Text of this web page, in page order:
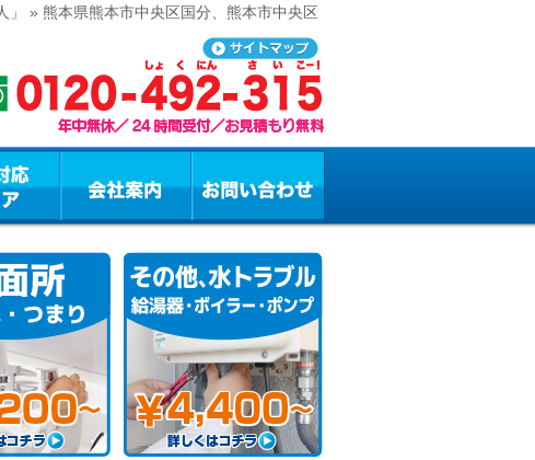
」 » 熊本県熊本市中央区国分、熊本市中央区